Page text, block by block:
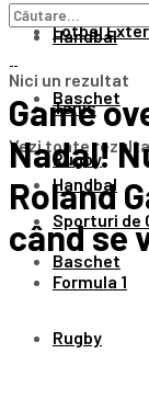
Handbal
Baschet
Rugby
Sporturi de
Formula 1
Fotbal
Tenis
Handbal
Baschet
Rugby
Nici un rezultat
Vezi toate
Game
Nadal!
Roland
când se